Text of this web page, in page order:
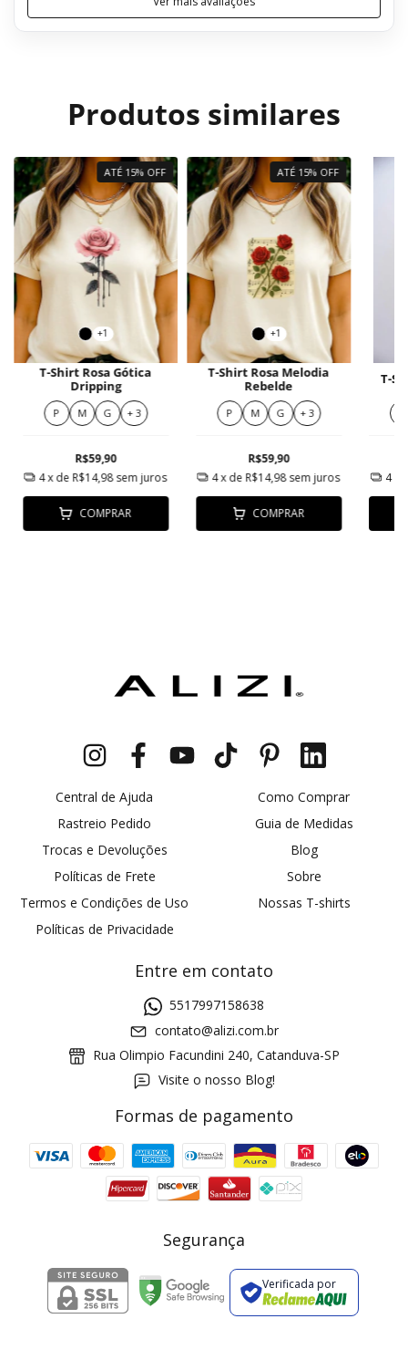
Produtos similares
ATÉ 15% OFF
+1
T-Shirt Rosa Gótica
Dripping
P M G + 3
R$59,90
4x de R$14,98 sem juros
COMPRAR
ATÉ 15% OFF
+1
T-Shirt Rosa Melodia
Rebelde
P M G + 3
R$59,90
4x de R$14,98sem juros
COMPRAR
T-
4
Central de Ajuda
Rastreio Pedido
Trocas e Devoluções
Políticas de Frete
Termos e Condições de Uso
Políticas de Privacidade
Como Comprar
Guia de Medidas
Blog
Sobre
Nossas T-shirts
Entre em contato
5517997158638
contato@alizi.com.br
Rua Olimpio Facundini 240, Catanduva-SP
Visite o nosso Blog!
Formas de pagamento
Segurança
Verificada por
Cupom 1a compra: GANHE5
2 pecas 7% OFF